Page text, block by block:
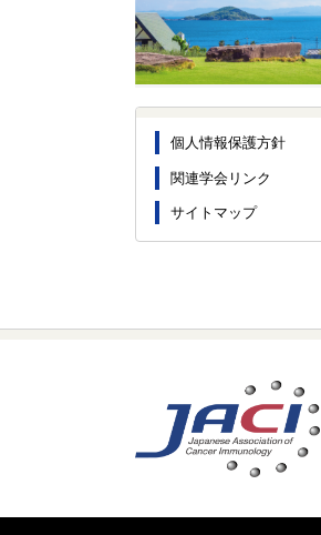
個人情報保護方針
関連学会リンク
サイトマップ